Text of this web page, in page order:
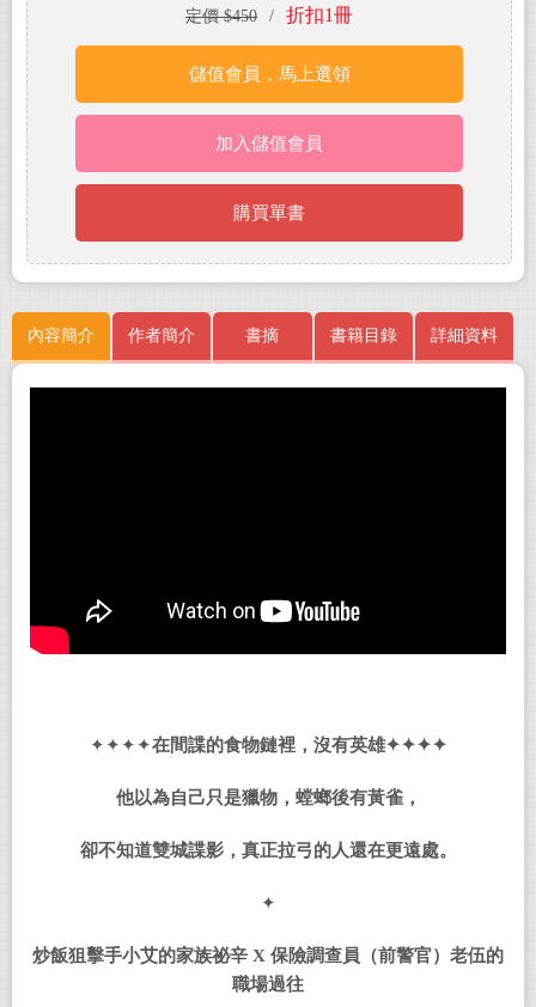
定價 $450 / 折扣1冊
儲值會員，馬上選領
加入儲值會員
購買單書
內容簡介 作者簡介 書摘 書籍目錄 詳細資料
✦✦✦✦在間諜的食物鏈裡，沒有英雄✦✦✦✦
他以為自己只是獵物，螳螂後有黃雀，
卻不知道雙城諜影，真正拉弓的人還在更遠處。
✦
炒飯狙擊手小艾的家族祕辛 X 保險調查員（前警官）老伍的
職場過往